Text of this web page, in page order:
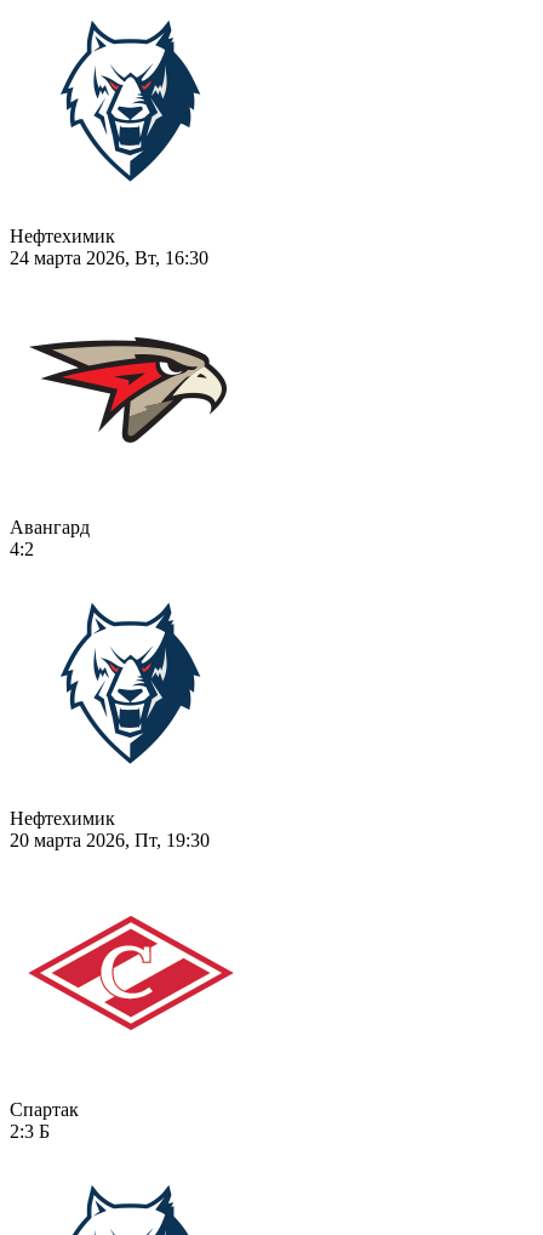
Нефтехимик
24 марта 2026, Вт, 16:30
Авангард
4:2
Нефтехимик
20 марта 2026, Пт, 19:30
Спартак
2:3 Б